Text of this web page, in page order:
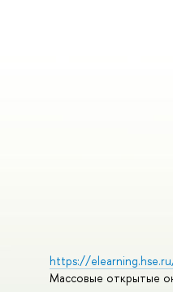
https://
Массовые открытые